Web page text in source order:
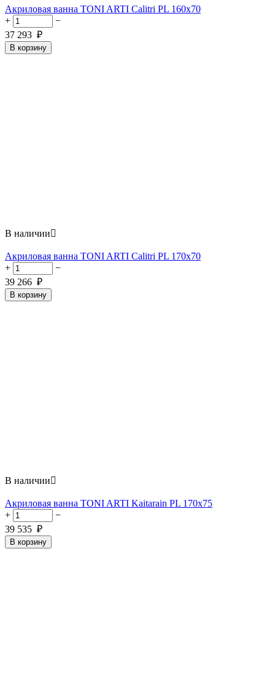
Акриловая ванна TONI ARTI Calitri PL 160x70
+
−
37 293 ₽
В корзину
В наличии
Акриловая ванна TONI ARTI Calitri PL 170x70
+
−
39 266 ₽
В корзину
В наличии
Акриловая ванна TONI ARTI Kaitarain PL 170x75
+
−
39 535 ₽
В корзину